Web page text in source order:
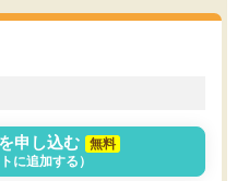
申し込む
無料
トに追加する）